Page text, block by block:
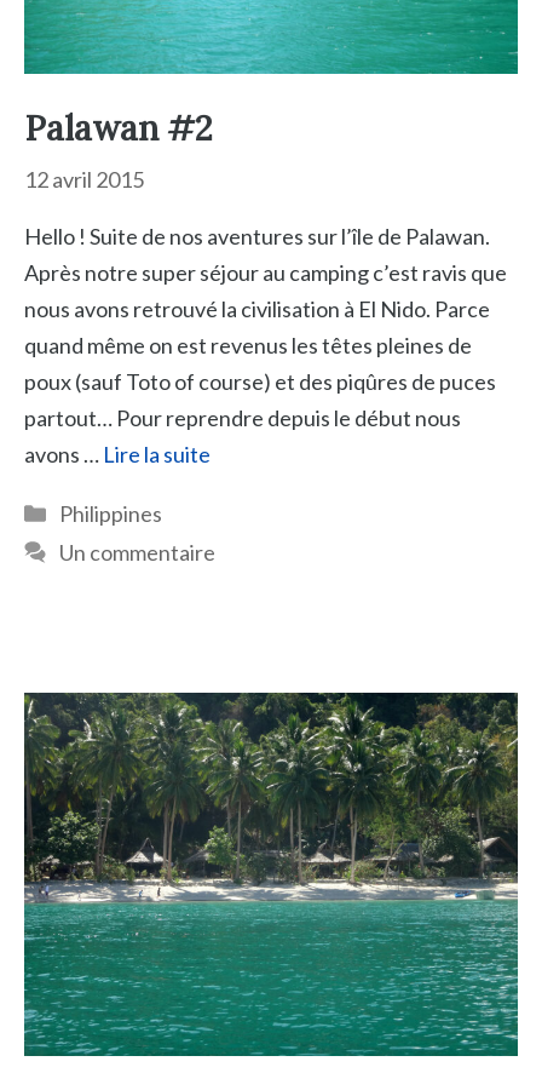
Palawan #2
12 avril 2015
Hello ! Suite de nos aventures sur l’île de Palawan.
Après notre super séjour au camping c’est ravis que
nous avons retrouvé la civilisation à El Nido. Parce
quand même on est revenus les têtes pleines de
poux (sauf Toto of course) et des piqûres de puces
partout… Pour reprendre depuis le début nous
avons … Lire la suite
Catégories
Philippines
Un commentaire